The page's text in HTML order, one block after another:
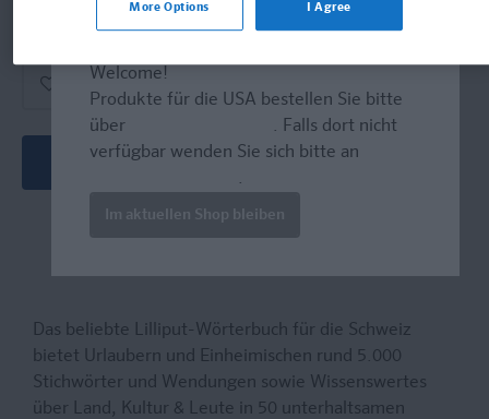
Vergriffen, wird abgel�st durch neue Ausgabe.
Neueste Ausgabe
Das beliebte Lilliput-Wörterbuch für die Schweiz
bietet Urlaubern und Einheimischen rund 5.000
Stichwörter und Wendungen sowie Wissenswertes
über Land, Kultur & Leute in 50 unterhaltsamen
Welcome!
Produkte für die USA bestellen Sie bitte
über
. Falls dort nicht
verfügbar wenden Sie sich bitte an
.
Im aktuellen Shop bleiben
More Options I Agree